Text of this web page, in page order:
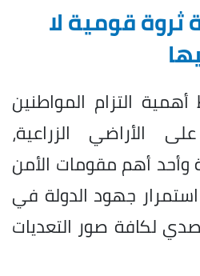
ثروة قومية لا
التزام المواطنين
الأراضي الزراعية،
وأحد أهم مقومات الأمن
جهود الدولة في
لكافة صور التعديات